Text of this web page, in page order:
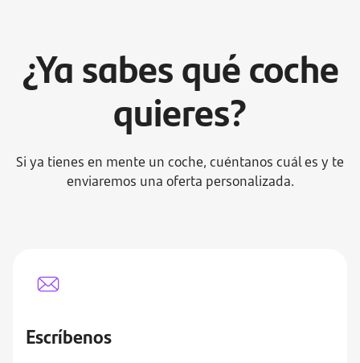
¿Ya sabes qué coche
quieres?
Si ya tienes en mente un coche, cuéntanos cuál es y te
enviaremos una oferta personalizada.
Escríbenos